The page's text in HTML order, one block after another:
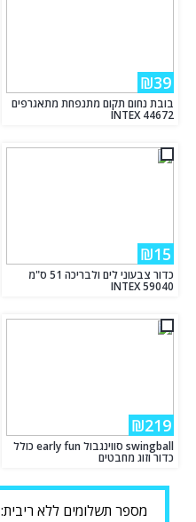
₪39
בובת נחום תקום מתנפחת מתאגרפים
INTEX 44672
₪15
כדור צבעוני לים ולבריכה 51 ס"מ
INTEX 59040
₪219
swingball סווינגבול early fun כולל
כדור וזוג מחבטים
מספר תשלומים ללא ריבית: